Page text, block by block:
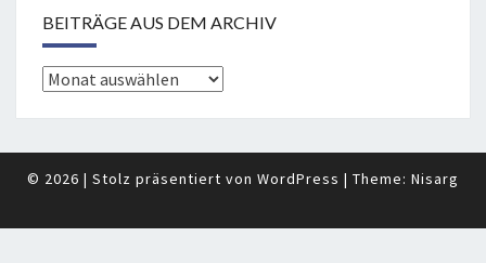
BEITRÄGE AUS DEM ARCHIV
Beiträge
dem
Archiv
© 2026 | Stolz präsentiert von WordPress | Theme: Nisarg